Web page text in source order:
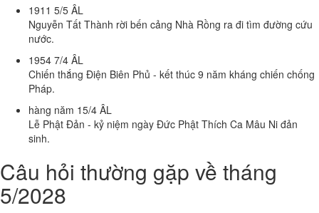
1911 5/5 ÂL
Nguyễn Tất Thành rời bến cảng Nhà Rồng ra đi tìm đường cứu
nước.
1954 7/4 ÂL
Chiến thắng Điện Biên Phủ - kết thúc 9 năm kháng chiến chống
Pháp.
hàng năm 15/4 ÂL
Lễ Phật Đản - kỷ niệm ngày Đức Phật Thích Ca Mâu Ni đản
sinh.
Câu hỏi thường gặp về tháng
5/2028